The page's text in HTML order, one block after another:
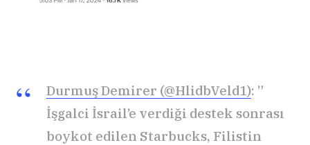
Durmuş Demirer (@HlidbVeld1): ”
İşgalci İsrail’e verdiği destek sonrası
boykot edilen Starbucks, Filistin